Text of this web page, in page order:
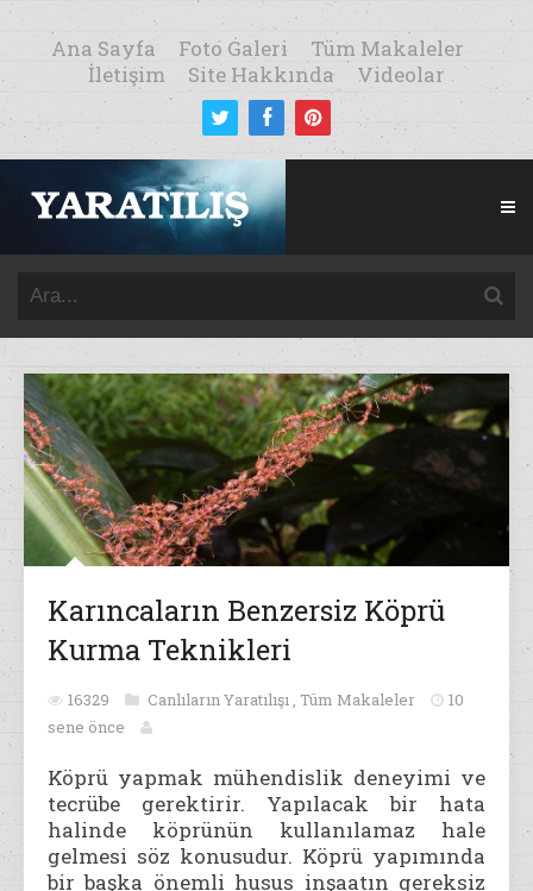
Ana Sayfa Foto Galeri
Tüm Makaleler
İletişim
Site Hakkında Videolar
Karıncaların Benzersiz Köprü
Kurma Teknikleri
16329 Canlıların Yaratılışı , Tüm Makaleler
10
sene önce
Köprü yapmak mühendislik deneyimi ve
tecrübe gerektirir. Yapılacak bir hata
halinde köprünün kullanılamaz hale
gelmesi söz konusudur. Köprü yapımında
bir başka önemli husus inşaatın gereksiz